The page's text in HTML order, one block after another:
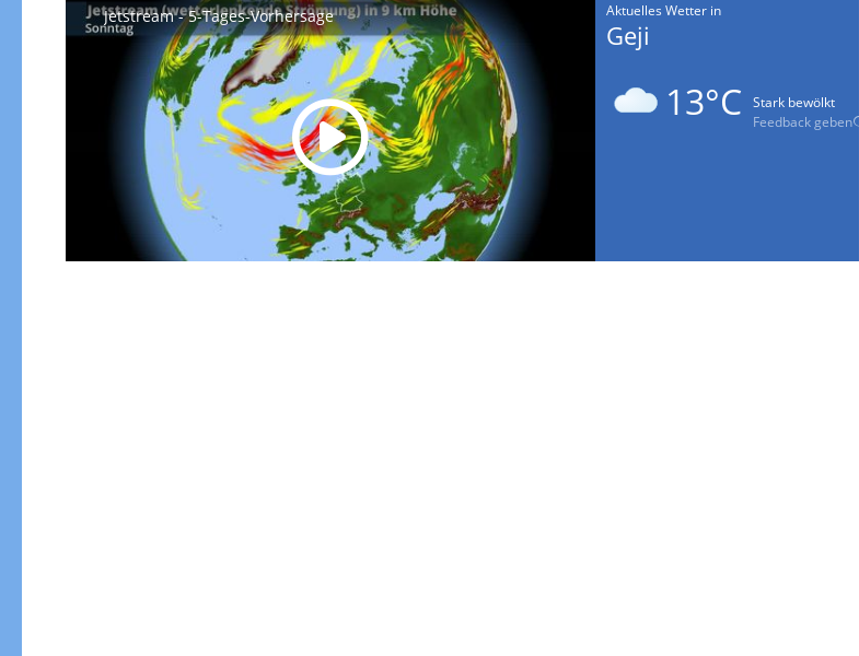
Jetstream - 5-Tages-Vorhersage Aktuelles Wetter in
Geji
13°C
Stark bewölkt
Feedback geben